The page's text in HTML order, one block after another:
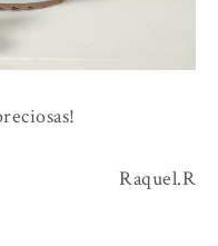
Raquel.R